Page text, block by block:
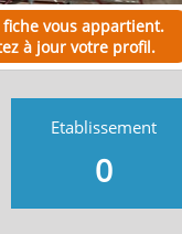
fiche vous appartient.
à jour votre profil.
Etablissement
0